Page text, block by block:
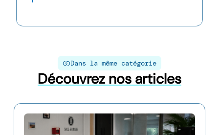
Dans la même catégorie
Découvrez nos articles